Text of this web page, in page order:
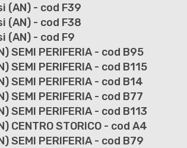
(AN) - cod F39
(AN) - cod F38
(AN) - cod F9
PERIFERIA - cod B95
PERIFERIA - cod B115
PERIFERIA - cod B14
PERIFERIA - cod B77
PERIFERIA - cod B113
STORICO - cod A4
PERIFERIA - cod B79